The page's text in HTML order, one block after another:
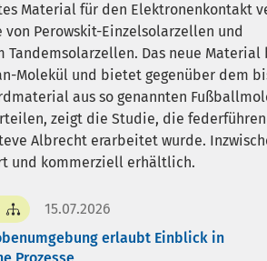
Material für den Elektronenkontakt
von Perowskit-Einzelsolarzellen und
Tandemsolarzellen. Das neue Material
Molekül und bietet gegenüber dem
aus so genannten
zeigt die Studie, die
Albrecht erarbeitet wurde.
und kommerziell erhältlich.
15.07.2026
erlaubt Einblick in